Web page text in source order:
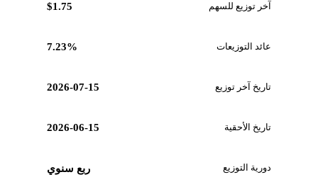
آخر توزيع للسهم $1.75
عائد التوزيعات 7.23%
تاريخ آخر توزيع 2026-07-15
تاريخ الأحقية 2026-06-15
دورية التوزيع ربع سنوي